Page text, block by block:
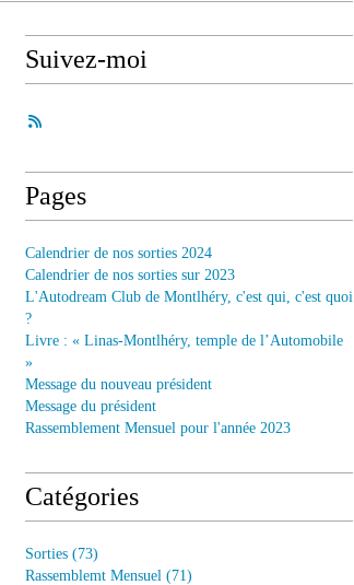
Suivez-moi
Pages
Calendrier de nos sorties 2024
Calendrier de nos sorties sur 2023
L'Autodream Club de Montlhéry, c'est qui, c'est quoi
?
Livre : « Linas-Montlhéry, temple de l’Automobile
»
Message du nouveau président
Message du président
Rassemblement Mensuel pour l'année 2023
Catégories
Sorties (73)
Rassemblemt Mensuel (71)